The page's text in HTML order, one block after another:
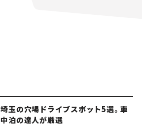
埼玉の穴場ドライブスポット5選。車
中泊の達人が厳選